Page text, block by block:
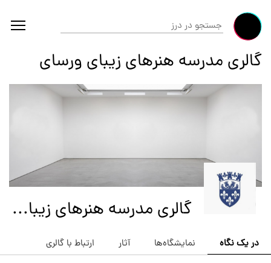
گالری مدرسه هنرهای زیبای ورسای
گالری مدرسه هنرهای زیبای ورسای
در یک نگاه نمایشگاه‌ها آثار ارتباط با گالری